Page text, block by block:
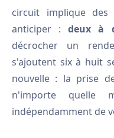
circuit implique
anticiper :deux à
décrocher un
s'ajoutent six à huit
nouvelle : la prise
n'importe quelle
indépendamment de